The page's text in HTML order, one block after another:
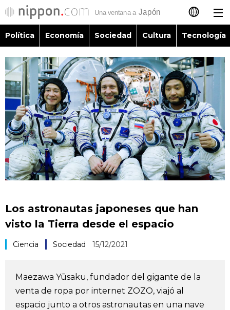
日本語
English
简体字
繁體字
Français
العربية
Política
Economía
Sociedad
Tecnología
Vida
Guía de Japón
Vídeos e imágenes
Política Economía Sociedad Cultura Tecnología
Los astronautas japoneses que han
visto la Tierra desde el espacio
Ciencia Sociedad 15/12/2021
Maezawa Yūsaku, fundador del gigante de la
venta de ropa por internet ZOZO, viajó al
espacio junto a otros astronautas en una nave